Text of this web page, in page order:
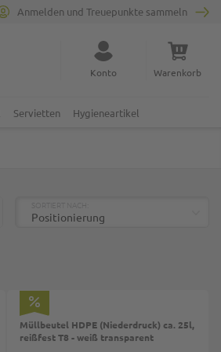
Anmelden und Treuepunkte sammeln
Konto Warenkorb
Servietten Hygieneartikel
Müllbeutel HDPE (Niederdruck) ca. 25l,
reißfest T8 - weiß transparent